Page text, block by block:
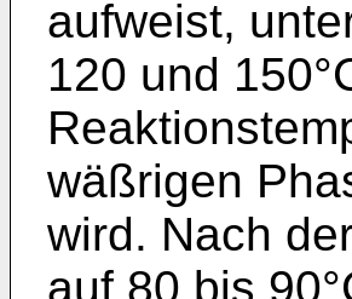
aufweist,
120 und
wäßrigen
wird. Nach
auf 80 bis